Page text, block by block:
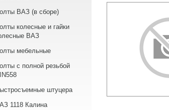
ВАЗ (в сборе)
колесные и гайки
ВАЗ
мебельные
с полной резьбой
штуцера
1118 Калина